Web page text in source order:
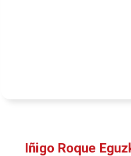
Iñigo Roque